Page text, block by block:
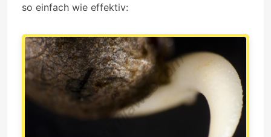
so einfach wie effektiv: